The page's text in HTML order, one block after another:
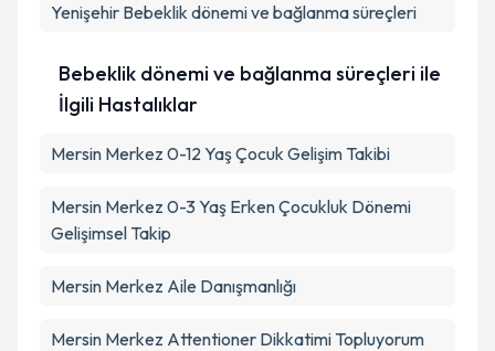
Yenişehir Bebeklik dönemi ve bağlanma süreçleri
Bebeklik dönemi ve bağlanma süreçleri ile
İlgili Hastalıklar
Mersin Merkez 0-12 Yaş Çocuk Gelişim Takibi
Mersin Merkez 0-3 Yaş Erken Çocukluk Dönemi
Gelişimsel Takip
Mersin Merkez Aile Danışmanlığı
Mersin Merkez Attentioner Dikkatimi Topluyorum